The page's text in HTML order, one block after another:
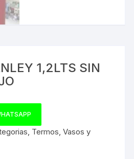
1,2LTS SIN
, Termos,Vasos y